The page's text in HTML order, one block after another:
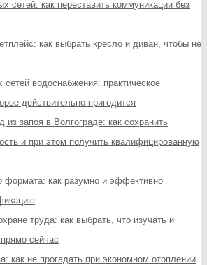
сетей: как переставить коммуникации без
как выбрать кресло и диван, чтобы не
сетей водоснабжения: практическое
действительно пригодится
запоя в Волгограде: как сохранить
и при этом получить квалифицированную
формата: как разумно и эффективно
труда: как выбрать, что изучать и
сейчас
как не прогадать при экономном отоплении